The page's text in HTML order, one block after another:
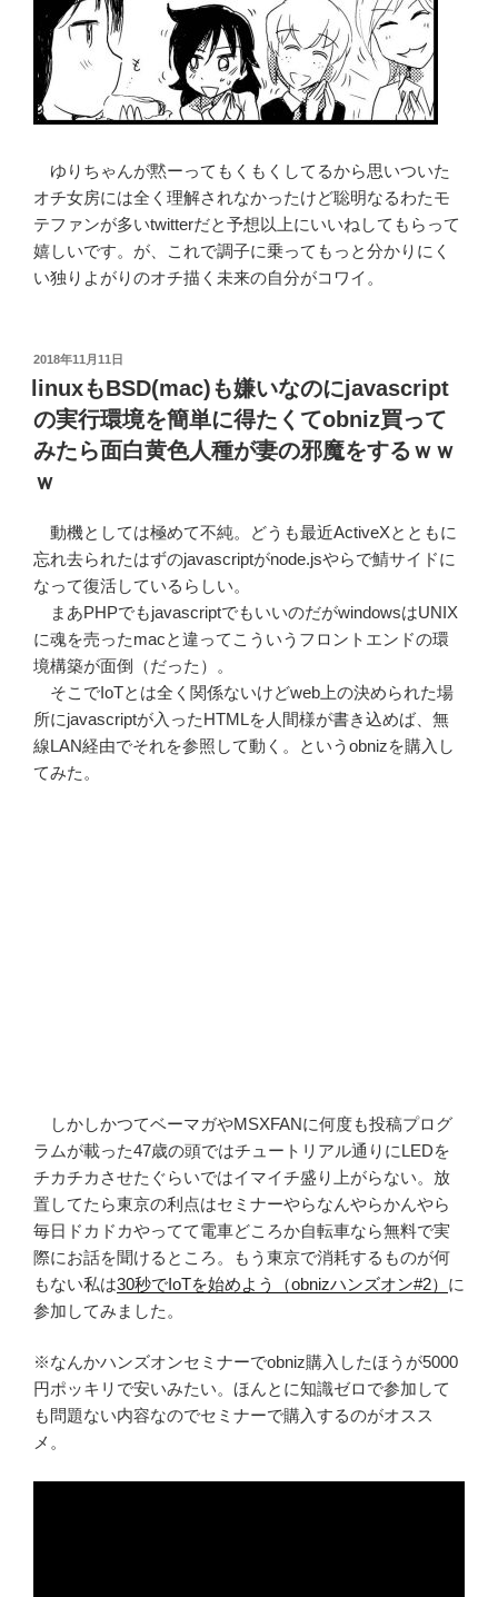
ゆりちゃんが黙ーってもくもくしてるから思いついた
オチ女房には全く理解されなかったけど聡明なるわたモ
テファンが多いtwitterだと予想以上にいいねしてもらって
嬉しいです。が、これで調子に乗ってもっと分かりにく
い独りよがりのオチ描く未来の自分がコワイ。
投
稿
日:
2018年11月11日
linuxもBSD(mac)も嫌いなのにjavascript
の実行環境を簡単に得たくてobniz買って
みたら面白黄色人種が妻の邪魔をするｗｗ
ｗ
動機としては極めて不純。どうも最近ActiveXとともに
忘れ去られたはずのjavascriptがnode.jsやらで鯖サイドに
なって復活しているらしい。
まあPHPでもjavascriptでもいいのだがwindowsはUNIX
に魂を売ったmacと違ってこういうフロントエンドの環
境構築が面倒（だった）。
そこでIoTとは全く関係ないけどweb上の決められた場
所にjavascriptが入ったHTMLを人間様が書き込めば、無
線LAN経由でそれを参照して動く。というobnizを購入し
てみた。
しかしかつてベーマガやMSXFANに何度も投稿プログ
ラムが載った47歳の頭ではチュートリアル通りにLEDを
チカチカさせたぐらいではイマイチ盛り上がらない。放
置してたら東京の利点はセミナーやらなんやらかんやら
毎日ドカドカやってて電車どころか自転車なら無料で実
際にお話を聞けるところ。もう東京で消耗するものが何
もない私は30秒でIoTを始めよう（obnizハンズオン#2） に
参加してみました。
※なんかハンズオンセミナーでobniz購入したほうが5000
円ポッキリで安いみたい。ほんとに知識ゼロで参加して
も問題ない内容なのでセミナーで購入するのがオスス
メ。